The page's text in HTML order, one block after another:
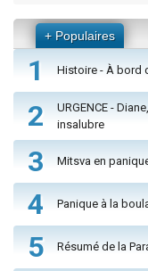
+ Populaires
1 Histoire - À bord
2
URGENCE -
insalubre
3 Mitsva en
4 Panique à la
5 Résumé de la